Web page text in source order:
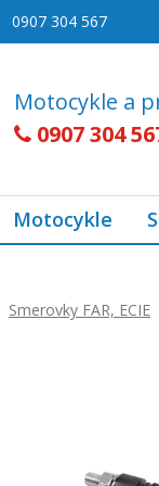
Motocykle a
0907 304
0907 304 567
Motocykle
Smerovky FAR, ECIE